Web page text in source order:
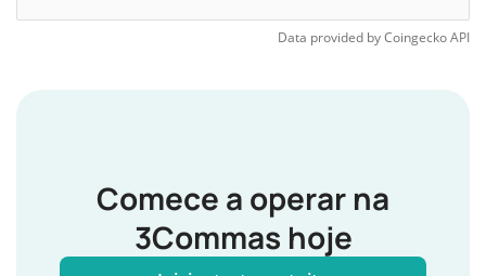
Data provided byCoingeckoAPI
Comece a operar na
3Commas hoje